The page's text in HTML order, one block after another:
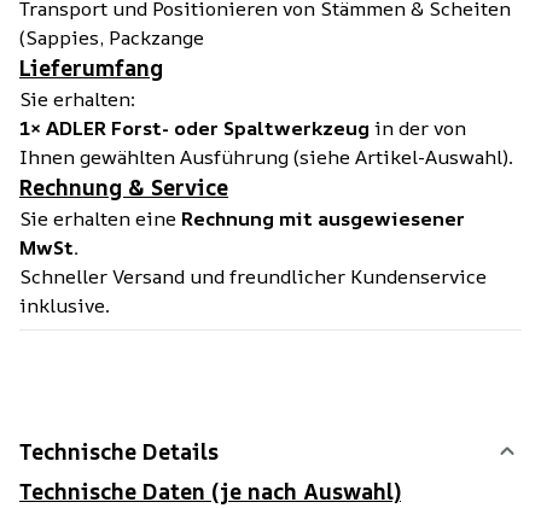
Transport und Positionieren von Stämmen & Scheiten
(Sappies, Packzange
Lieferumfang
Sie erhalten:
1× ADLER Forst- oder Spaltwerkzeugin der von
Ihnen gewählten Ausführung (siehe Artikel-Auswahl).
Rechnung & Service
Sie erhalten eine Rechnung mit ausgewiesener
MwSt.
Schneller Versand und freundlicher Kundenservice
inklusive.
Technische Details
Technische Daten (je nach Auswahl)